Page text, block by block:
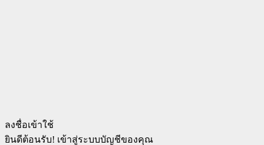
ลงชื่อเข้าใช้
ยินดีต้อนรับ! เข้าสู่ระบบบัญชีของคุณ